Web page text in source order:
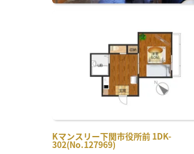
Kマンスリー下関市役所前 1DK-
302(No.127969)